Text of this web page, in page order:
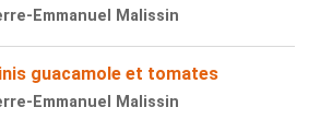
Emmanuel Malissin
guacamole et tomates
Emmanuel Malissin